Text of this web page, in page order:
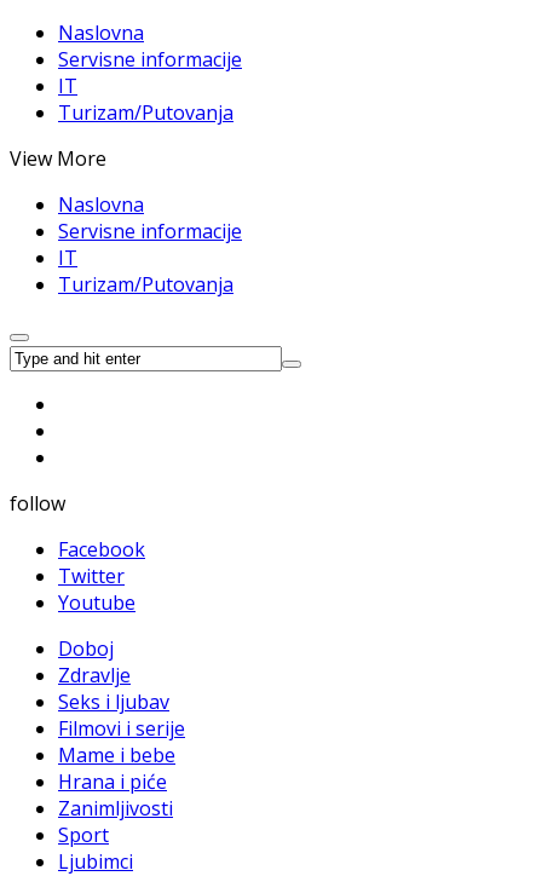
Naslovna
Servisne informacije
IT
Turizam/Putovanja
View More
Naslovna
Servisne informacije
IT
Turizam/Putovanja
follow
Facebook
Twitter
Youtube
Doboj
Zdravlje
Seks i ljubav
Filmovi i serije
Mame i bebe
Hrana i piće
Zanimljivosti
Sport
Ljubimci